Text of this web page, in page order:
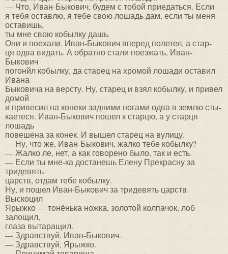
— Что, Иван-Быкович, будем с тобой приедаться. Если
я тебя оставлю, я тебе свою лошадь дам, если ты меня
оставишь,
ты мне свою кобылку дашь.
Они и поехали. Иван-Быкович вперед полетел, а стар-
ця одва видать. А обратно стали поезжать, Иван-
Быкович
погонйл кобылку, да старец на хромой лошади оставил
Ивана-
Быковича на версту. Ну, старец и взял кобылку, и привел
домой
и привесил на конеки задними ногами одва в землю сты-
каетеся. Иван-Быкович пошел к старцю, а у старця
лошадь
повешена за конек. И вышел старец на вулицу.
— Ну, что же, Иван-Быкович, жалко тебе кобылку?
— Жалко ле, нет, а как говорено было, так и есть.
— Если ты мне-ка достанешь Елену Прекрасну за
тридевять
царств, отдам тебе кобылку.
Ну, и пошел Иван-Быкович за тридевять царств.
Выскоцил
Ярыжко — тонёнька ножка, золотой колпачок, лоб
залощил,
глаза вытаращил.
— Здравствуй, Иван-Быкович.
— Здравствуй, Ярыжко.